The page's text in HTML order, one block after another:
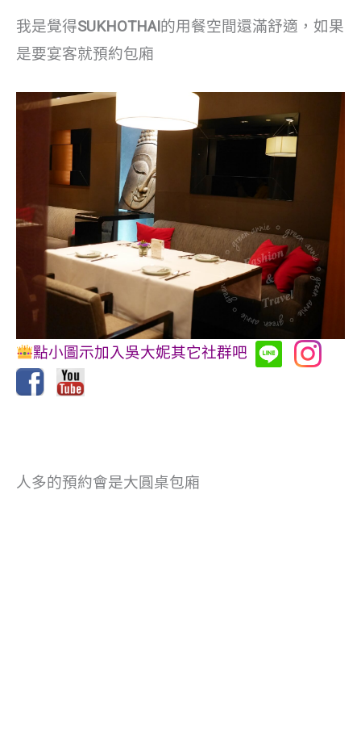
我是覺得SUKHOTHAI的用餐空間還滿舒適，如果
是要宴客就預約包廂
點小圖示加入吳大妮其它社群吧
人多的預約會是大圓桌包廂